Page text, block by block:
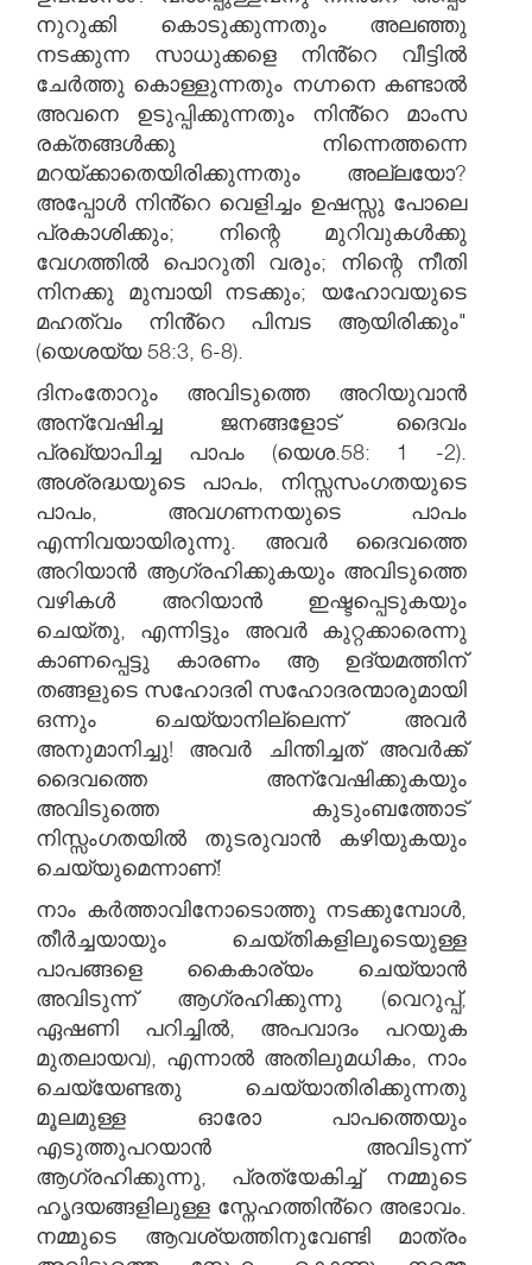
നുറുക്കി കൊടുക്കുന്നതും അലഞ്ഞു
നടക്കുന്ന സാധുക്കളെ നിൻ്റെ വീട്ടിൽ
ചേർത്തു കൊള്ളുന്നതും നഗ്നനെ കണ്ടാൽ
അവനെ ഉടുപ്പിക്കുന്നതും നിൻ്റെ മാംസ
രക്തങ്ങൾക്കു നിന്നെത്തന്നെ
മറയ്ക്കാതെയിരിക്കുന്നതും അല്ലയോ?
അപ്പോൾ നിൻ്റെ വെളിച്ചം ഉഷസ്സു പോലെ
പ്രകാശിക്കും; നിന്റെ മുറിവുകൾക്കു
വേഗത്തിൽ പൊറുതി വരും; നിന്റെ നീതി
നിനക്കു മുമ്പായി നടക്കും; യഹോവയുടെ
മഹത്വം നിൻ്റെ പിമ്പട ആയിരിക്കും"
(യെശയ്യ 58:3, 6-8).
ദിനംതോറും അവിടുത്തെ അറിയുവാൻ
അന്വേഷിച്ച ജനങ്ങളോട് ദൈവം
പ്രഖ്യാപിച്ച പാപം (യെശ.58: 1 -2).
അശ്രദ്ധയുടെ പാപം, നിസ്സസംഗതയുടെ
പാപം, അവഗണനയുടെ പാപം
എന്നിവയായിരുന്നു. അവർ ദൈവത്തെ
അറിയാൻ ആഗ്രഹിക്കുകയും അവിടുത്തെ
വഴികൾ അറിയാൻ ഇഷ്ടപ്പെടുകയും
ചെയ്തു, എന്നിട്ടും അവർ കുറ്റക്കാരെന്നു
കാണപ്പെട്ടു കാരണം ആ ഉദ്യമത്തിന്
തങ്ങളുടെ സഹോദരി സഹോദരന്മാരുമായി
ഒന്നും ചെയ്യാനില്ലെന്ന് അവർ
അനുമാനിച്ചു! അവർ ചിന്തിച്ചത് അവർക്ക്
ദൈവത്തെ അന്വേഷിക്കുകയും
അവിടുത്തെ കുടുംബത്തോട്
നിസ്സംഗതയിൽ തുടരുവാൻ കഴിയുകയും
ചെയ്യുമെന്നാണ്!
നാം കർത്താവിനോടൊത്തു നടക്കുമ്പോൾ,
തീർച്ചയായും ചെയ്തികളിലൂടെയുള്ള
പാപങ്ങളെ കൈകാര്യം ചെയ്യാൻ
അവിടുന്ന് ആഗ്രഹിക്കുന്നു (വെറുപ്പ്,
ഏഷണി പറിച്ചിൽ, അപവാദം പറയുക
മുതലായവ), എന്നാൽ അതിലുമധികം, നാം
ചെയ്യേണ്ടതു ചെയ്യാതിരിക്കുന്നതു
മൂലമുള്ള ഓരോ പാപത്തെയും
എടുത്തുപറയാൻ അവിടുന്ന്
ആഗ്രഹിക്കുന്നു, പ്രത്യേകിച്ച് നമ്മുടെ
ഹൃദയങ്ങളിലുള്ള സ്നേഹത്തിൻ്റെ അഭാവം.
നമ്മുടെ ആവശ്യത്തിനുവേണ്ടി മാത്രം